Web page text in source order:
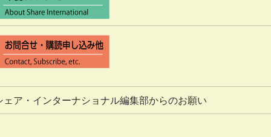
ェア・インターナショナル編集部からのお願い